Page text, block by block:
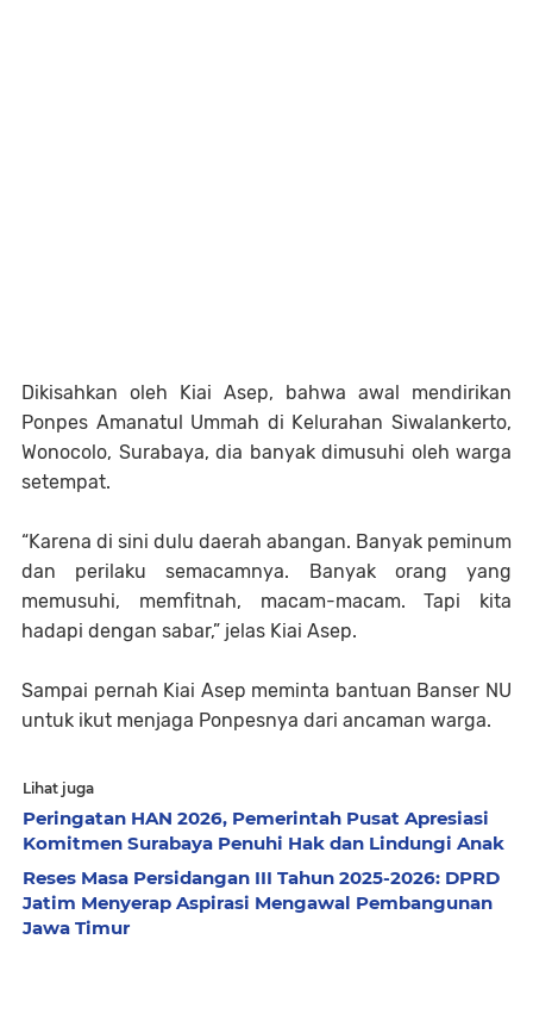
Dikisahkan oleh Kiai Asep, bahwa awal mendirikan
Ponpes Amanatul Ummah di Kelurahan Siwalankerto,
Wonocolo, Surabaya, dia banyak dimusuhi oleh warga
setempat.
“Karena di sini dulu daerah abangan. Banyak peminum
dan perilaku semacamnya. Banyak orang yang
memusuhi, memfitnah, macam-macam. Tapi kita
hadapi dengan sabar,” jelas Kiai Asep.
Sampai pernah Kiai Asep meminta bantuan Banser NU
untuk ikut menjaga Ponpesnya dari ancaman warga.
Lihat juga
Peringatan HAN 2026, Pemerintah Pusat Apresiasi
Komitmen Surabaya Penuhi Hak dan Lindungi Anak
Reses Masa Persidangan III Tahun 2025-2026: DPRD
Jatim Menyerap Aspirasi Mengawal Pembangunan
Jawa Timur